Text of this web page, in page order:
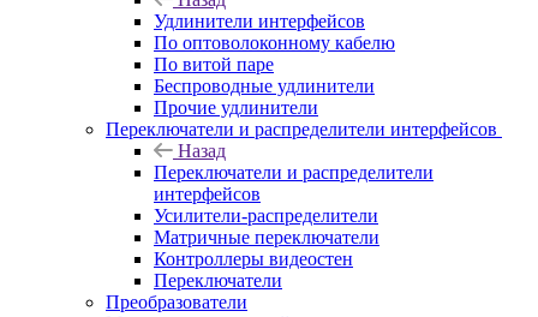
Удлинители интерфейсов
По оптоволоконному кабелю
По витой паре
Беспроводные удлинители
Прочие удлинители
Переключатели и распределители интерфейсов
Назад
Переключатели и распределители
интерфейсов
Усилители-распределители
Матричные переключатели
Контроллеры видеостен
Переключатели
Преобразователи